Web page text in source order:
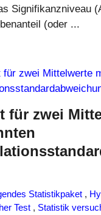
Signifikanzniveau
(oder ...
für zwei
Statistikpaket ,
Test , Statistik